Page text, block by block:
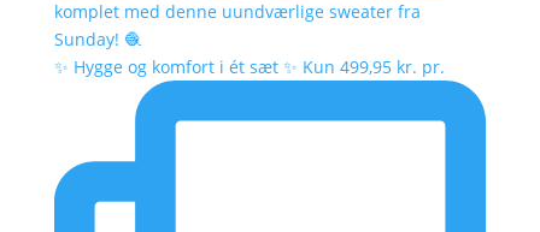
✨ Hygge og komfort i ét sæt ✨ Kun 499,95 kr. pr.